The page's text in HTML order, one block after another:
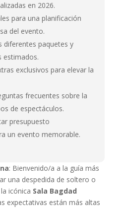
en 2026.
para una planificación
del evento.
diferentes paquetes y
estimados.
exclusivos para elevar la
frecuentes sobre la
de espectáculos.
presupuesto
un evento memorable.
: Bienvenido/a a la guía más
una despedida de soltero o
icónica Sala Bagdad
expectativas están más altas